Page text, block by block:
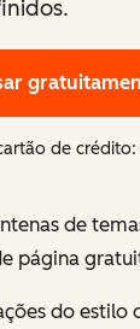
de
de
página
do estilo